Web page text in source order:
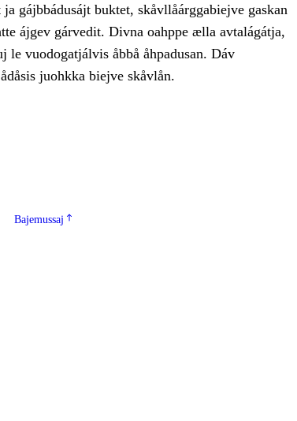
gájbbádusájt buktet, skåvllåárggabiejve gaskan
ájgev gárvedit. Divna oahppe ælla avtalágátja,
vuodogatjálvis åbbå åhpadusan. Dáv
juohkka biejve skåvlån.
Bajemussaj